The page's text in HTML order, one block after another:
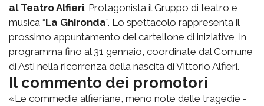
al Teatro Alfieri. Protagonista il Gruppo di teatro e
musica “La Ghironda”. Lo spettacolo rappresenta il
prossimo appuntamento del cartellone di iniziative, in
programma fino al 31 gennaio, coordinate dal Comune
di Asti nella ricorrenza della nascita di Vittorio Alfieri.
Il commento dei promotori
«Le commedie alfieriane, meno note delle tragedie -